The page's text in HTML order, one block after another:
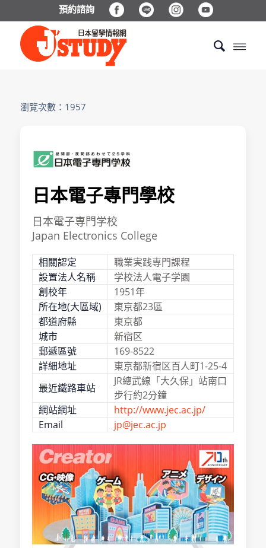
預約諮詢
瀏覽次數：1957
日本電子專門學校
日本電子専門学校
Japan Electronics College
相關認定
職業実践専門課程
設置法人名稱
学校法人電子学園
創校年
1951年
所在地(大區域)
東京都23區
都道府縣
東京都
城市
新宿区
郵遞區號
169-8522
詳細地址
東京都新宿区百人町1-25-4
最近鐵路車站
JR總武線「大久保」站南口
步行約2分鐘
網站網址
http://www.jec.ac.jp/
Email
jp@jec.ac.jp